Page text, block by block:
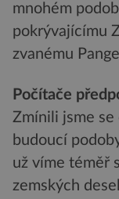
mnohém
pokrývajícímu
zvanému
Počítače
Zmínili jsme
budoucí
už víme téměř
zemských